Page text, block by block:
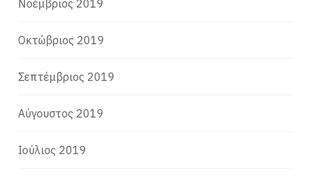
Νοέμβριος 2019
Οκτώβριος 2019
Σεπτέμβριος 2019
Αύγουστος 2019
Ιούλιος 2019